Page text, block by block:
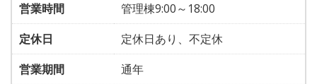
営業時間
管理棟9:00～18:00
定休日
定休日あり、不定休
営業期間
通年